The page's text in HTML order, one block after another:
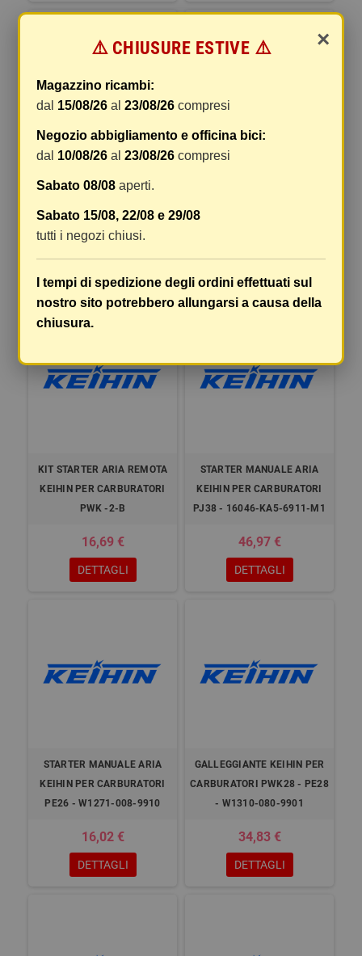
PER CARBURATORI PWK -
1166-818-2100
41,88 €
DETTAGLI DETTAGLI
KIT STARTER ARIA REMOTA
KEIHIN PER CARBURATORI
PWK -2-B
16,69 €
DETTAGLI
STARTER MANUALE ARIA
KEIHIN PER CARBURATORI
PJ38 - 16046-KA5-6911-M1
46,97 €
DETTAGLI
STARTER MANUALE ARIA
KEIHIN PER CARBURATORI
PE26 - W1271-008-9910
16,02 €
DETTAGLI
GALLEGGIANTE KEIHIN PER
CARBURATORI PWK28 - PE28
- W1310-080-9901
34,83 €
DETTAGLI
×
⚠️ CHIUSURE ESTIVE ⚠️
Magazzino ricambi:
dal 15/08/26 al23/08/26 compresi
Negozio abbigliamento e officina bici:
dal 10/08/26 al23/08/26 compresi
Sabato 08/08 aperti.
Sabato 15/08, 22/08 e 29/08
tutti i negozi chiusi.
I tempi di spedizione degli ordini effettuati sul
nostro sito potrebbero allungarsi a causa della
chiusura.